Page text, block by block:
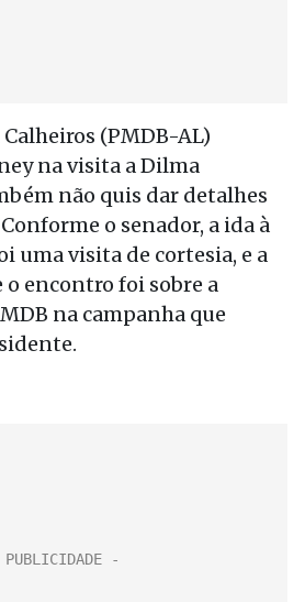
(PMDB-AL)
na visita a Dilma
não quis dar detalhes
o senador, a ida à
uma visita de cortesia, e a
encontro foi sobre a
na campanha que